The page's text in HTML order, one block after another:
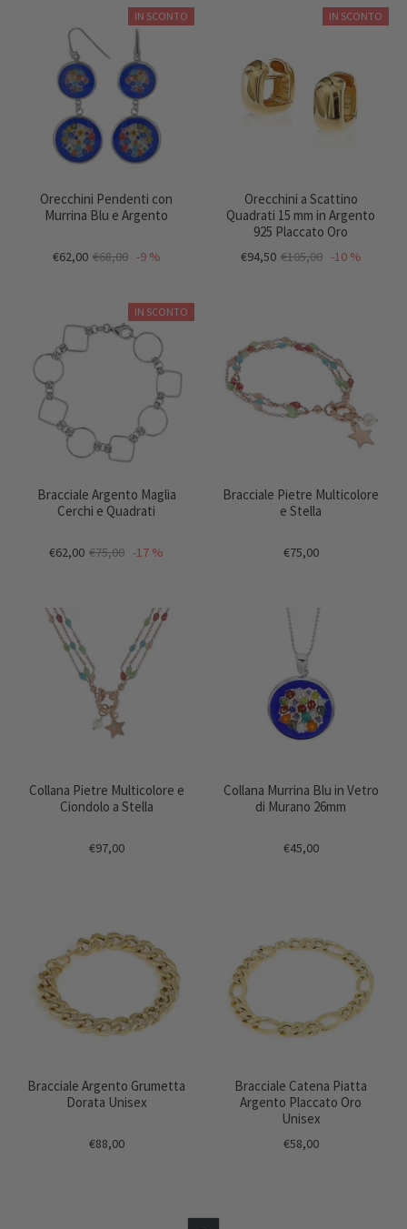
IN SCONTO
Orecchini Pendenti con
Murrina Blu e Argento
€62,00 €68,00 -9 %
IN SCONTO
Orecchini a Scattino
Quadrati 15 mm in Argento
925 Placcato Oro
€94,50 €105,00 -10 %
IN SCONTO
Bracciale Argento Maglia
Cerchi e Quadrati
€62,00 €75,00 -17 %
Bracciale Pietre Multicolore
e Stella
€75,00
Collana Pietre Multicolore e
Ciondolo a Stella
€97,00
Collana Murrina Blu in Vetro
di Murano 26mm
€45,00
Bracciale Argento Grumetta
Dorata Unisex
€88,00
Bracciale Catena Piatta
Argento Placcato Oro
Unisex
€58,00